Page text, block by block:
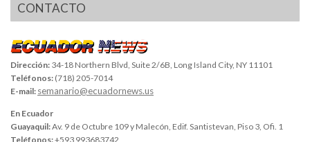
CONTACTO
Dirección: 34-18 Northern Blvd, Suite 2/6B, Long Island City, NY 11101
Teléfonos: (718) 205-7014
E-mail: semanario@ecuadornews.us
En Ecuador
Guayaquil:Av. 9 de Octubre 109 y Malecón, Edif. Santistevan, Piso 3, Ofi. 1
Teléfonos:+593 993683742